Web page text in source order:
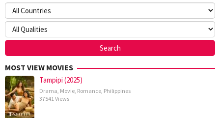
MOST VIEW MOVIES
Tampipi (2025)
Drama Movie Romance Philippines
37541 Views